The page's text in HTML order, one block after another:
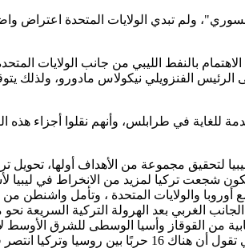
ولم تبدي الولايات المتحدة اعتراض
الفنزويلي نيكولاس مادورو، ولذلك
في طرابلس، وأنهم نقلوا أجزاء هذه
لتحقيق مجموعة من الأهداف أولها، تحويل
شجعت تركيا لمزيد من الانخراط في ليبيا
أوروبا والولايات المتحدة ، وتأمل
من القوقاز وأسيا الوسطى للشرق
جميعها الجيش الروسي.